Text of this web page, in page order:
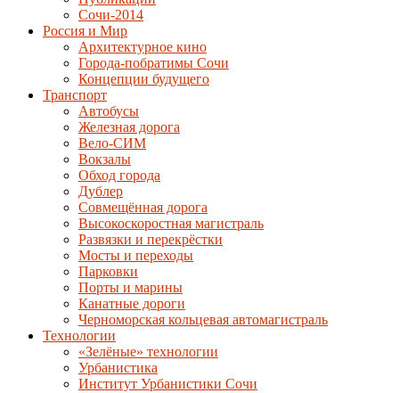
Сочи-2014
Россия и Мир
Архитектурное кино
Города-побратимы Сочи
Концепции будущего
Транспорт
Автобусы
Железная дорога
Вело-СИМ
Вокзалы
Обход города
Дублер
Совмещённая дорога
Высокоскоростная магистраль
Развязки и перекрёстки
Мосты и переходы
Парковки
Порты и марины
Канатные дороги
Черноморская кольцевая автомагистраль
Технологии
«Зелёные» технологии
Урбанистика
Институт Урбанистики Сочи